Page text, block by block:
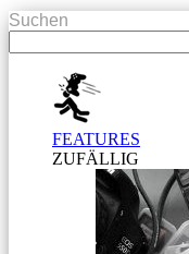
Suchen
FEATURES
ZUFÄLLIG